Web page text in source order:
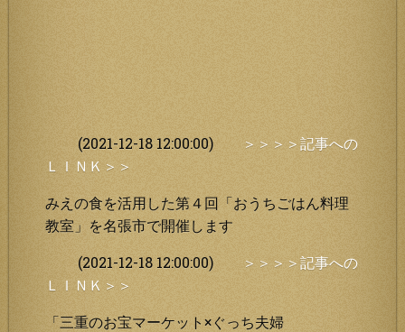
(2021-12-18 12:00:00)
＞＞＞＞記事への
ＬＩＮＫ＞＞
みえの食を活用した第４回「おうちごはん料理
教室」を名張市で開催します
(2021-12-18 12:00:00)
＞＞＞＞記事への
ＬＩＮＫ＞＞
「三重のお宝マーケット×ぐっち夫婦